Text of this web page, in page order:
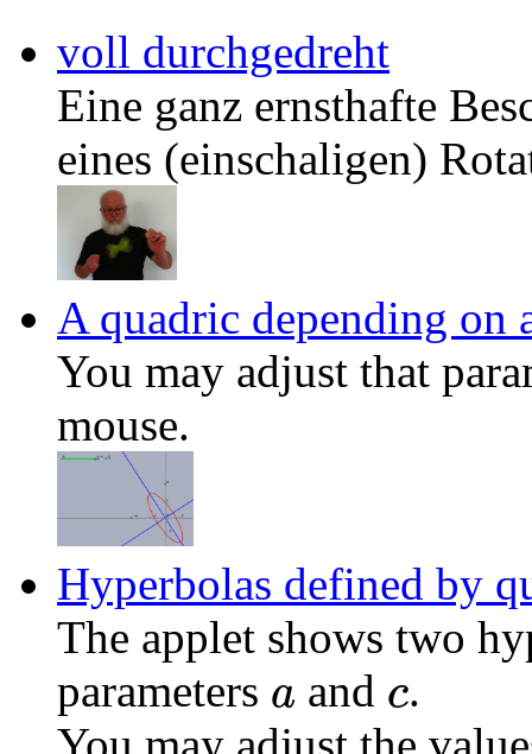
voll durchgedreht
Eine ganz ernsthafte
eines (einschaligen)
A quadric depending on
You may adjust that
mouse.
Hyperbolas defined by
The applet shows two
parameters
a and c
.